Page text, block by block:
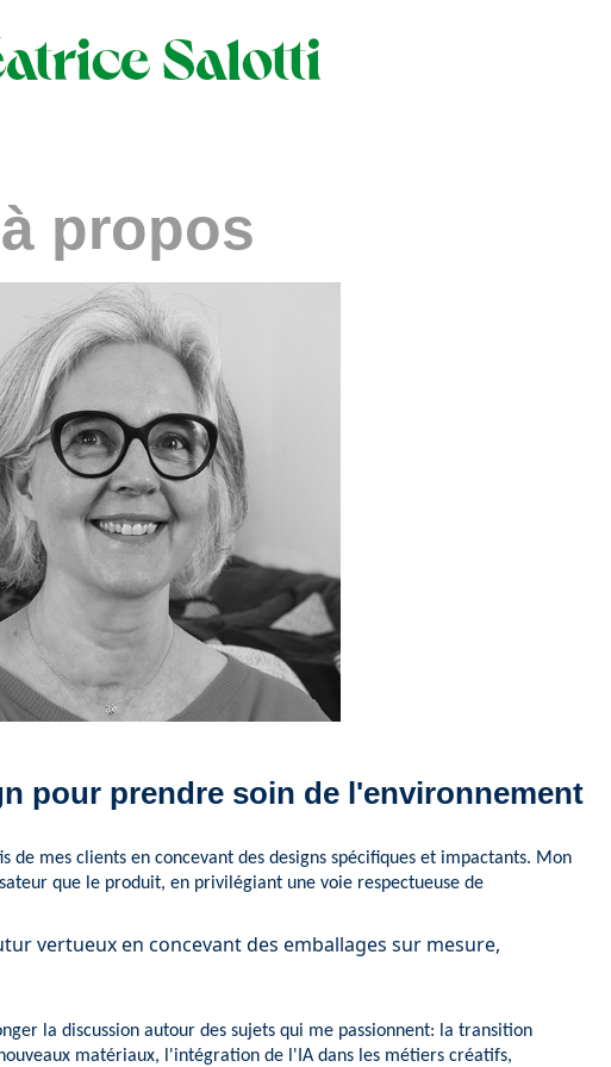
à propos
pour prendre soin de l'environnement
de mes clients en concevant des designs spécifiques et impactants. Mon
que le produit, en privilégiant une voie respectueuse de
vertueux en concevant des emballages sur mesure,
la discussion autour des sujets qui me passionnent: la transition
matériaux, l'intégration de l'IA dans les métiers créatifs,